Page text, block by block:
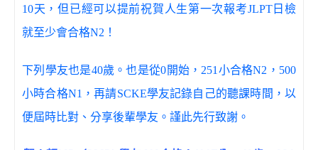
10天，但已經可以提前祝賀人生第一次報考JLPT日檢
就至少會合格N2！
下列學友也是40歲。也是從0開始，251小合格N2，500
小時合格N1，再請SCKE學友記錄自己的聽課時間，以
便屆時比對、分享後輩學友。謹此先行致謝。